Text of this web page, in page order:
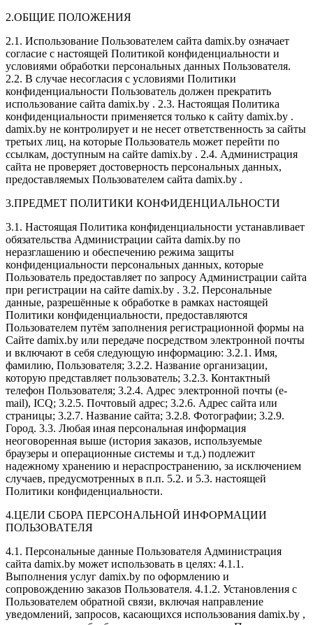
2.ОБЩИЕ ПОЛОЖЕНИЯ
2.1. Использование Пользователем сайта damix.by означает
согласие с настоящей Политикой конфиденциальности и
условиями обработки персональных данных Пользователя.
2.2. В случае несогласия с условиями Политики
конфиденциальности Пользователь должен прекратить
использование сайта damix.by . 2.3. Настоящая Политика
конфиденциальности применяется только к сайту damix.by .
damix.by не контролирует и не несет ответственность за сайты
третьих лиц, на которые Пользователь может перейти по
ссылкам, доступным на сайте damix.by . 2.4. Администрация
сайта не проверяет достоверность персональных данных,
предоставляемых Пользователем сайта damix.by .
3.ПРЕДМЕТ ПОЛИТИКИ КОНФИДЕНЦИАЛЬНОСТИ
3.1. Настоящая Политика конфиденциальности устанавливает
обязательства Администрации сайта damix.by по
неразглашению и обеспечению режима защиты
конфиденциальности персональных данных, которые
Пользователь предоставляет по запросу Администрации сайта
при регистрации на сайте damix.by . 3.2. Персональные
данные, разрешённые к обработке в рамках настоящей
Политики конфиденциальности, предоставляются
Пользователем путём заполнения регистрационной формы на
Сайте damix.by или передаче посредством электронной почты
и включают в себя следующую информацию: 3.2.1. Имя,
фамилию, Пользователя; 3.2.2. Название организации,
которую представляет пользователь; 3.2.3. Контактный
телефон Пользователя; 3.2.4. Адрес электронной почты (e-
mail), ICQ; 3.2.5. Почтовый адрес; 3.2.6. Адрес сайта или
страницы; 3.2.7. Название сайта; 3.2.8. Фотографии; 3.2.9.
Город. 3.3. Любая иная персональная информация
неоговоренная выше (история заказов, используемые
браузеры и операционные системы и т.д.) подлежит
надежному хранению и нераспространению, за исключением
случаев, предусмотренных в п.п. 5.2. и 5.3. настоящей
Политики конфиденциальности.
4.ЦЕЛИ СБОРА ПЕРСОНАЛЬНОЙ ИНФОРМАЦИИ
ПОЛЬЗОВАТЕЛЯ
4.1. Персональные данные Пользователя Администрация
сайта damix.by может использовать в целях: 4.1.1.
Выполнения услуг damix.by по оформлению и
сопровождению заказов Пользователя. 4.1.2. Установления с
Пользователем обратной связи, включая направление
уведомлений, запросов, касающихся использования damix.by ,